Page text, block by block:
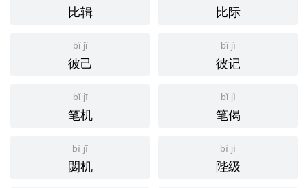
比辑 比际
bǐ jǐ
彼己
bǐ jì
彼记
bǐ jī
笔机
bǐ jì
笔偈
bì jī
閟机
bì jí
陛级